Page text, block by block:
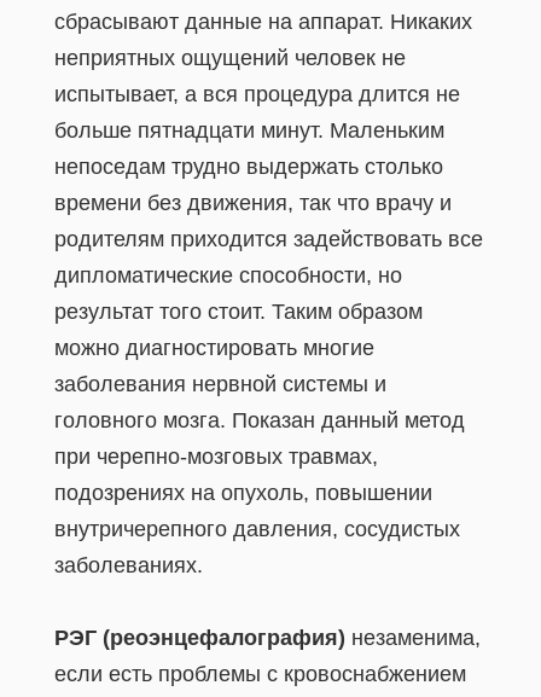
сбрасывают данные на аппарат. Никаких
неприятных ощущений человек не
испытывает, а вся процедура длится не
больше пятнадцати минут. Маленьким
непоседам трудно выдержать столько
времени без движения, так что врачу и
родителям приходится задействовать все
дипломатические способности, но
результат того стоит. Таким образом
можно диагностировать многие
заболевания нервной системы и
головного мозга. Показан данный метод
при черепно-мозговых травмах,
подозрениях на опухоль, повышении
внутричерепного давления, сосудистых
заболеваниях.
РЭГ (реоэнцефалография) незаменима,
если есть проблемы с кровоснабжением